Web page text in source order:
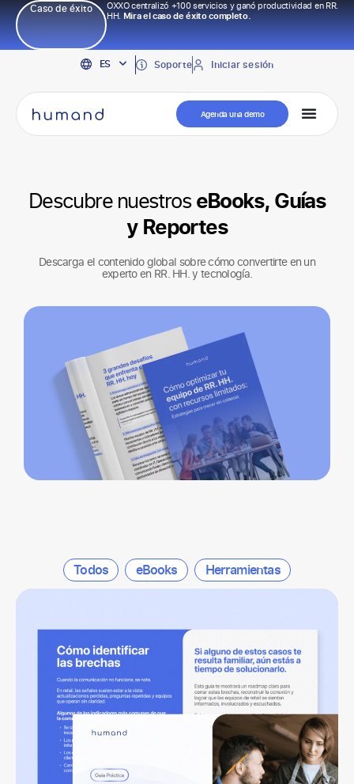
Caso de éxito
OXXO centralizó +100 servicios y ganó productividad en RR.
HH.Mira el caso de éxito completo.
ES
EN
PT
Soporte Iniciar sesión
Agenda una demo
Descubre nuestroseBooks, Guías
y Reportes
Descarga el contenido global sobre cómo convertirte en un
experto en RR. HH. y tecnología.
Todos eBooks Herramientas